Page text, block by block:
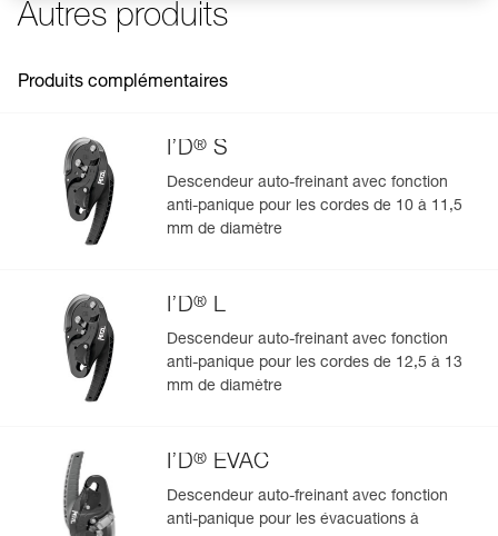
Gérer et inspecter facilement votre EPI
s'afficheront automatiquement.
Importez et exportez facilement vos données EPI
existantes.
Voir l'historique d'un produit à partir de sa date de
En savoir plus
Autres produits
Produits complémentaires
I’D® S
Descendeur auto-freinant avec fonction
anti-panique pour les cordes de 10 à 11,5
mm de diamètre
I’D® L
Descendeur auto-freinant avec fonction
anti-panique pour les cordes de 12,5 à 13
mm de diamètre
I’D® EVAC
Descendeur auto-freinant avec fonction
anti-panique pour les évacuations à